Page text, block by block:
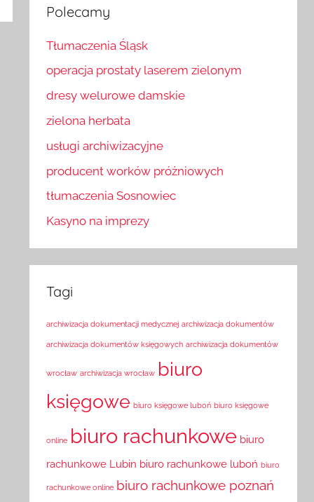
Polecamy
Tłumaczenia Śląsk
operacja prostaty laserem zielonym
dresy welurowe damskie
zielona herbata
usługi archiwizacyjne
producent worków próżniowych
tłumaczenia Sosnowiec
Kasyno na imprezy
Tagi
archiwizacja dokumentacji medycznej archiwizacja dokumentów
archiwizacja dokumentów księgowych archiwizacja dokumentów
wrocław archiwizacja wrocław biuro
księgowe biuro księgowe luboń biuro księgowe
online biuro rachunkowe biuro
rachunkowe Lubin biuro rachunkowe luboń biuro
rachunkowe online biuro rachunkowe poznań